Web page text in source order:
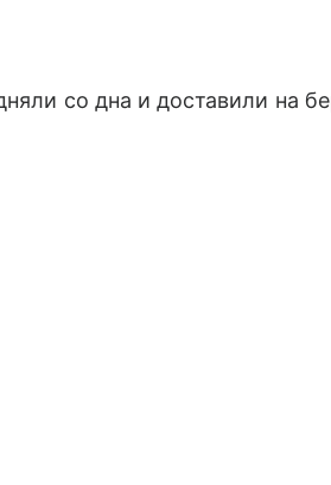
со дна и доставили на